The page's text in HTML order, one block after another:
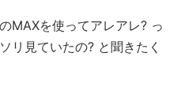
MAXを使ってアレアレ? っ
リ見ていたの? と聞きたく